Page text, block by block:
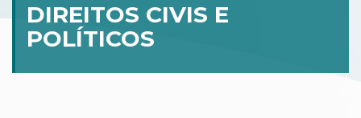
DIREITOS CIVIS E
POLÍTICOS